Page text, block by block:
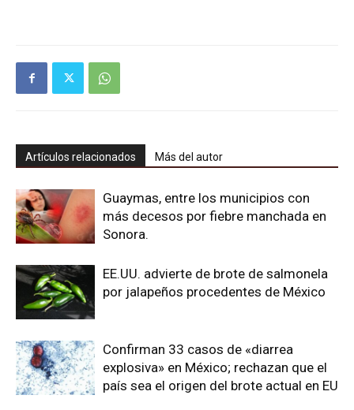
Artículos relacionados Más del autor
Guaymas, entre los municipios con
más decesos por fiebre manchada en
Sonora.
EE.UU. advierte de brote de salmonela
por jalapeños procedentes de México
Confirman 33 casos de «diarrea
explosiva» en México; rechazan que el
país sea el origen del brote actual en EU